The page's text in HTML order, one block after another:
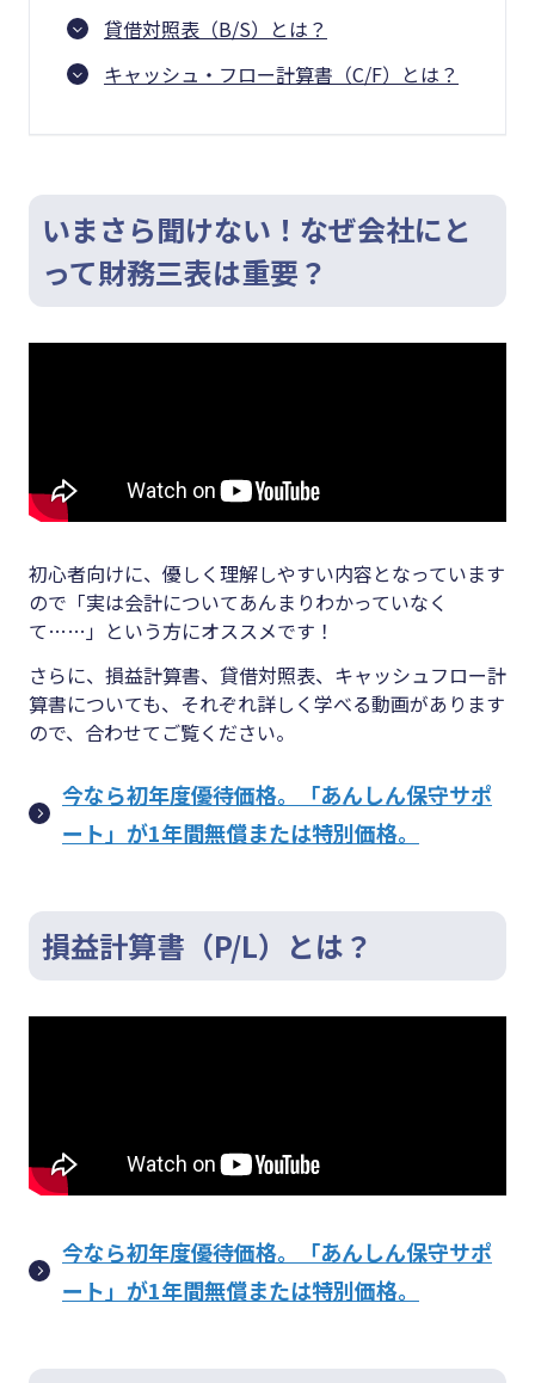
貸借対照表（B/S）とは？
キャッシュ・フロー計算書（C/F）とは？
いまさら聞けない！なぜ会社にと
って財務三表は重要？
初心者向けに、優しく理解しやすい内容となっています
ので「実は会計についてあんまりわかっていなく
て……」という方にオススメです！
さらに、損益計算書、貸借対照表、キャッシュフロー計
算書についても、それぞれ詳しく学べる動画があります
ので、合わせてご覧ください。
今なら初年度優待価格。「あんしん保守サポ
ート」が1年間無償または特別価格。
損益計算書（P/L）とは？
今なら初年度優待価格。「あんしん保守サポ
ート」が1年間無償または特別価格。